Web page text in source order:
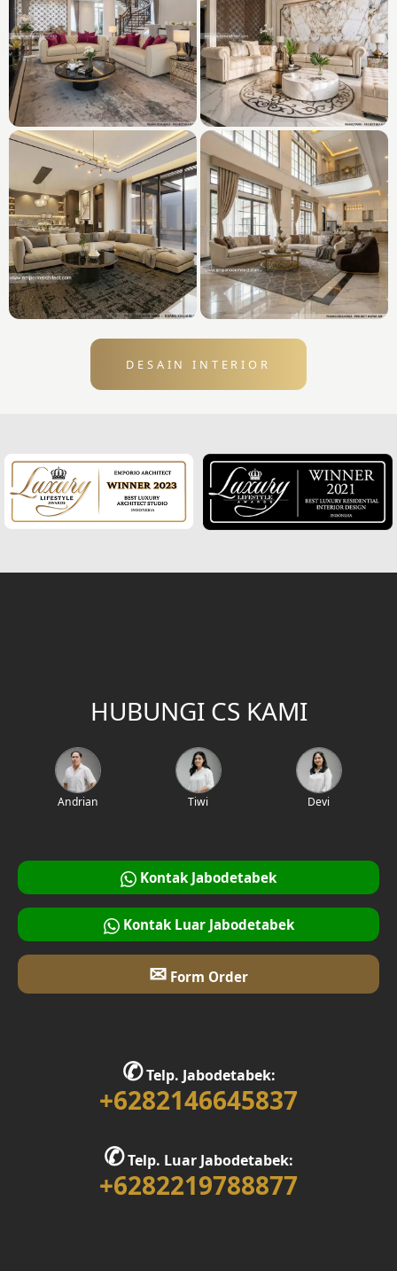
DESAIN INTERIOR
HUBUNGI CS KAMI
Andrian Tiwi Devi
Kontak Jabodetabek
Kontak Luar Jabodetabek
✉ Form Order
✆Telp. Jabodetabek:
+6282146645837
✆Telp. Luar Jabodetabek:
+6282219788877